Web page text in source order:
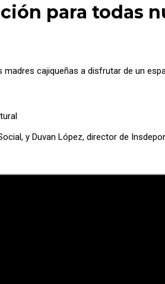
para todas
cajiqueñas a disfrutar de un
y Duvan López, director de